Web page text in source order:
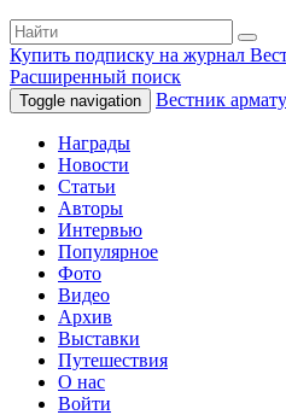
Купить подписку на журнал
Расширенный поиск
Toggle navigation Вестник
Награды
Новости
Статьи
Авторы
Интервью
Популярное
Фото
Видео
Архив
Выставки
Путешествия
О нас
Войти